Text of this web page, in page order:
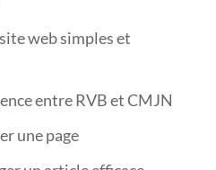
web simples et
entre RVB et CMJN
une page